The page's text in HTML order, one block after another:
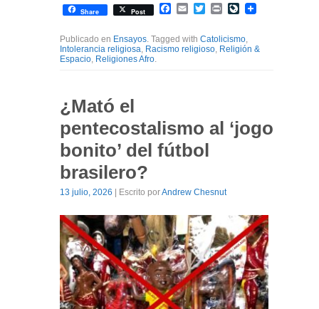
Share Post Facebook
EmailTwitterPrintLiveJournal
Publicado en Ensayos . Tagged with Catolicismo
Intolerancia religiosa Racismo religioso Religión &
Espacio Religiones Afro
¿Mató el
pentecostalismo al ‘jogo
bonito’ del fútbol
brasilero?
13 julio, 2026 | Escrito porAndrew Chesnut